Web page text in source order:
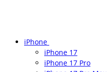
iPhone
iPhone 17
iPhone 17 Pro